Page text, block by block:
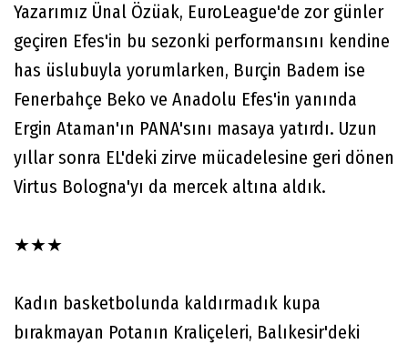
Yazarımız Ünal Özüak, EuroLeague'de zor günler
geçiren Efes'in bu sezonki performansını kendine
has üslubuyla yorumlarken, Burçin Badem ise
Fenerbahçe Beko ve Anadolu Efes'in yanında
Ergin Ataman'ın PANA'sını masaya yatırdı. Uzun
yıllar sonra EL'deki zirve mücadelesine geri dönen
Virtus Bologna'yı da mercek altına aldık.
★★★
Kadın basketbolunda kaldırmadık kupa
bırakmayan Potanın Kraliçeleri, Balıkesir'deki